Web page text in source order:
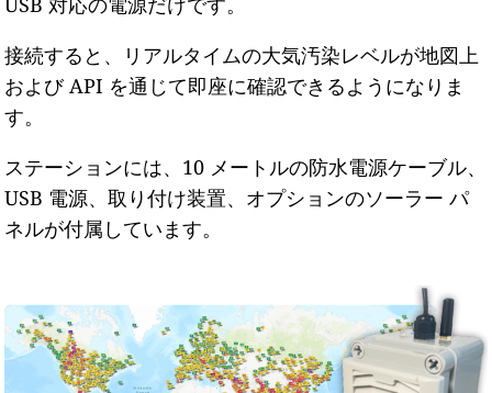
接続すると、リアルタイムの大気汚染レベルが地図上
および API を通じて即座に確認できるようになりま
す。
ステーションには、10 メートルの防水電源ケーブル、
USB 電源、取り付け装置、オプションのソーラー パ
ネルが付属しています。